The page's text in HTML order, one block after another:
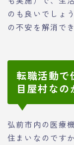
のも良いでしょ
の不安を解消で
転職活動で
目屋村な
弘前市内の医療
住まいなのです